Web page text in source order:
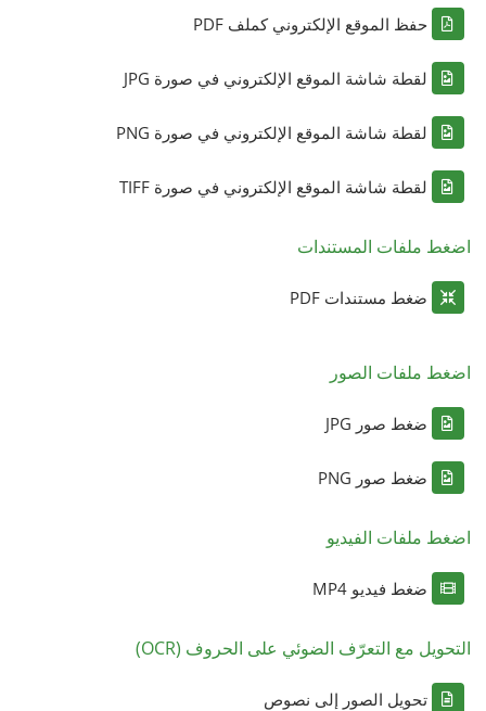
حفظ الموقع الإلكتروني كملف PDF
لقطة شاشة الموقع الإلكتروني في صورة JPG
لقطة شاشة الموقع الإلكتروني في صورة PNG
لقطة شاشة الموقع الإلكتروني في صورة TIFF
اضغط ملفات المستندات
ضغط مستندات PDF
اضغط ملفات الصور
ضغط صور JPG
ضغط صور PNG
اضغط ملفات الفيديو
ضغط فيديو MP4
التحويل مع التعرّف الضوئي على الحروف (OCR)
تحويل الصور إلى نصوص